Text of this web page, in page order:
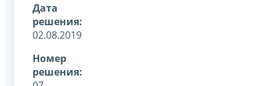
Дата
решения:
02.08.2019
Номер
решения: